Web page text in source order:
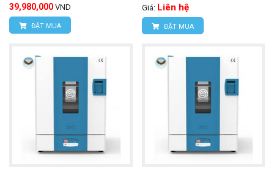
39,980,000 VND
ĐẶT MUA
Giá: Liên hệ
ĐẶT MUA